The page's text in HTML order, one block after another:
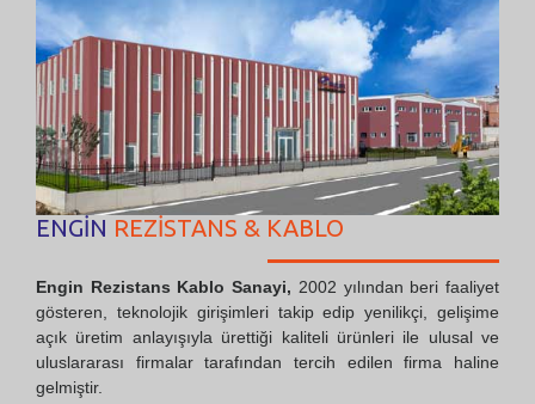
ENGİN REZİSTANS & KABLO
Engin Rezistans Kablo Sanayi, 2002 yılından beri faaliyet
gösteren, teknolojik girişimleri takip edip yenilikçi, gelişime
açık üretim anlayışıyla ürettiği kaliteli ürünleri ile ulusal ve
uluslararası firmalar tarafından tercih edilen firma haline
gelmiştir.